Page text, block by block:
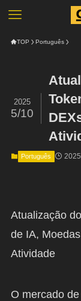
TOP Português
2025
5/10
Português
Atualização
de IA,
Atividade
O mercado